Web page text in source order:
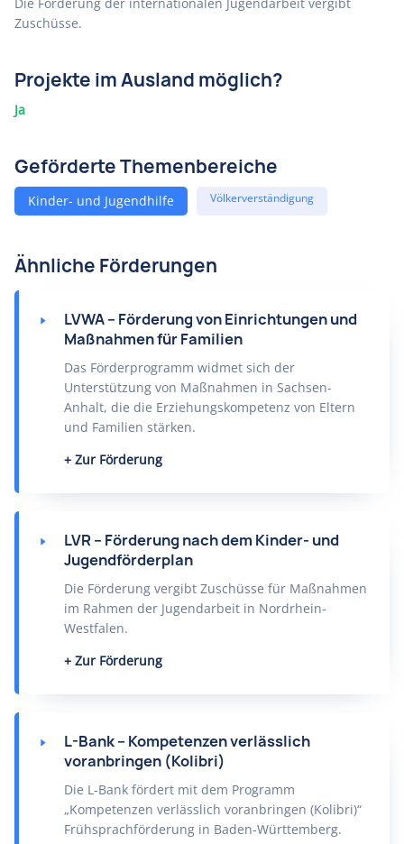
Zuschüsse.
Projekte im Ausland möglich?
Ja
Geförderte Themenbereiche
Kinder- und Jugendhilfe Völkerverständigung
Ähnliche Förderungen
LVWA – Förderung von Einrichtungen und
Maßnahmen für Familien
Das Förderprogramm widmet sich der
Unterstützung von Maßnahmen in Sachsen-
Anhalt, die die Erziehungskompetenz von Eltern
und Familien stärken.
Zur Förderung
LVR – Förderung nach dem Kinder- und
Jugendförderplan
Die Förderung vergibt Zuschüsse für Maßnahmen
im Rahmen der Jugendarbeit in Nordrhein-
Westfalen.
Zur Förderung
L-Bank – Kompetenzen verlässlich
voranbringen (Kolibri)
Die L-Bank fördert mit dem Programm
„Kompetenzen verlässlich voranbringen (Kolibri)“
Frühsprachförderung in Baden-Württemberg.